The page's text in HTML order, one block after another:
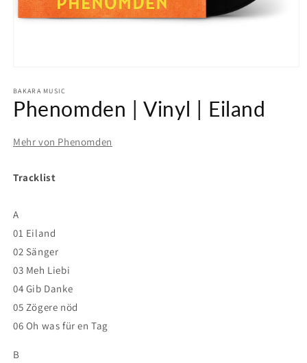
in
Modal
öffnen
BAKARA MUSIC
Phenomden | Vinyl | Eiland
Mehr von Phenomden
Tracklist
A
01 Eiland
02 Sänger
03 Meh Liebi
04 Gib Danke
05 Zögere nöd
06 Oh was für en Tag
B